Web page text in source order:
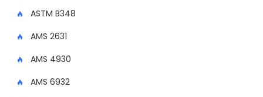
ASTM B348
AMS 2631
AMS 4930
AMS 6932